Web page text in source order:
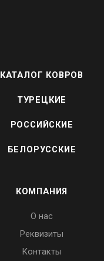
КАТАЛОГ КОВРОВ
ТУРЕЦКИЕ
РОССИЙСКИЕ
БЕЛОРУССКИЕ
КОМПАНИЯ
О нас
Реквизиты
Контакты